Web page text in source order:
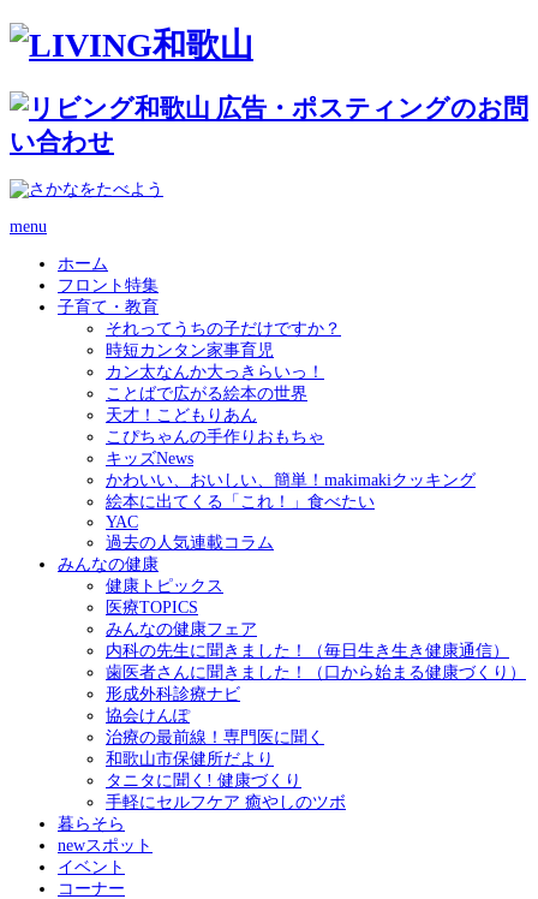
menu
ホーム
フロント特集
子育て・教育
それってうちの子だけですか？
時短カンタン家事育児
カン太なんか大っきらいっ！
ことばで広がる絵本の世界
天才！こどもりあん
こぴちゃんの手作りおもちゃ
キッズNews
かわいい、おいしい、簡単！makimakiクッキング
絵本に出てくる「これ！」食べたい
YAC
過去の人気連載コラム
みんなの健康
健康トピックス
医療TOPICS
みんなの健康フェア
内科の先生に聞きました！（毎日生き生き健康通信）
歯医者さんに聞きました！（口から始まる健康づくり）
形成外科診療ナビ
協会けんぽ
治療の最前線！専門医に聞く
和歌山市保健所だより
タニタに聞く! 健康づくり
手軽にセルフケア 癒やしのツボ
暮らそら
newスポット
イベント
コーナー